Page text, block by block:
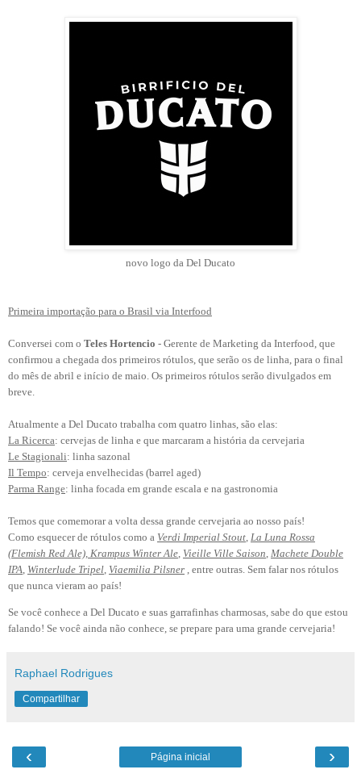
novo logo da Del Ducato
Primeira importação para o Brasil via Interfood
Conversei com o Teles Hortencio - Gerente de Marketing da Interfood, que
confirmou a chegada dos primeiros rótulos, que serão os de linha, para o final
do mês de abril e início de maio. Os primeiros rótulos serão divulgados em
breve.
Atualmente a Del Ducato trabalha com quatro linhas, são elas:
La Ricerca: cervejas de linha e que marcaram a história da cervejaria
Le Stagionali: linha sazonal
Il Tempo: cerveja envelhecidas (barrel aged)
Parma Range: linha focada em grande escala e na gastronomia
Temos que comemorar a volta dessa grande cervejaria ao nosso país!
Como esquecer de rótulos como a Verdi Imperial Stout La Luna Rossa
(Flemish Red Ale), Krampus Winter Ale Vieille Ville Saison Machete Double
IPA Winterlude Tripel Viaemilia Pilsner , entre outras. Sem falar nos rótulos
que nunca vieram ao país!
Se você conhece a Del Ducato e suas garrafinhas charmosas, sabe do que estou
falando! Se você ainda não conhece, se prepare para uma grande cervejaria!
Raphael Rodrigues
Compartilhar
‹ ›
Página inicial